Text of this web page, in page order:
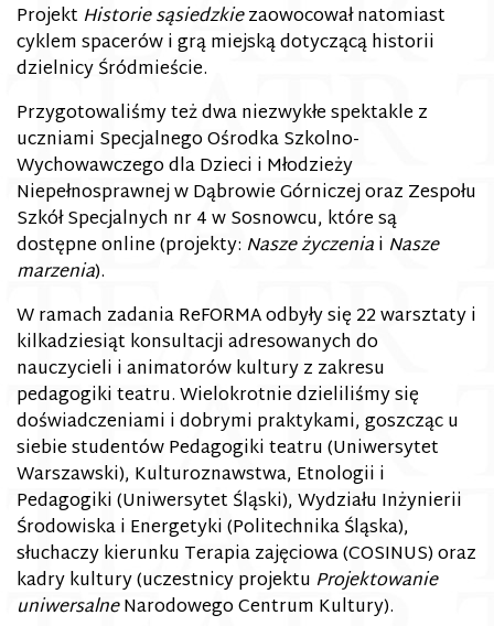
Projekt Historie sąsiedzkiezaowocował natomiast
cyklem spacerów i grą miejską dotyczącą historii
dzielnicy Śródmieście.
Przygotowaliśmy też dwa niezwykłe spektakle z
uczniami Specjalnego Ośrodka Szkolno-
Wychowawczego dla Dzieci i Młodzieży
Niepełnosprawnej w Dąbrowie Górniczej oraz Zespołu
Szkół Specjalnych nr 4 w Sosnowcu, które są
dostępne online (projekty: Nasze życzeniai Nasze
marzenia).
W ramach zadania ReFORMA odbyły się 22 warsztaty i
kilkadziesiąt konsultacji adresowanych do
nauczycieli i animatorów kultury z zakresu
pedagogiki teatru. Wielokrotnie dzieliliśmy się
doświadczeniami i dobrymi praktykami, goszcząc u
siebie studentów Pedagogiki teatru (Uniwersytet
Warszawski), Kulturoznawstwa, Etnologii i
Pedagogiki (Uniwersytet Śląski), Wydziału Inżynierii
Środowiska i Energetyki (Politechnika Śląska),
słuchaczy kierunku Terapia zajęciowa (COSINUS) oraz
kadry kultury (uczestnicy projektu Projektowanie
uniwersalneNarodowego Centrum Kultury).